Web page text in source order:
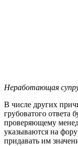
Неработающая
В числе других
грубоватого ответа
проверяющему
указываются на
придавать им